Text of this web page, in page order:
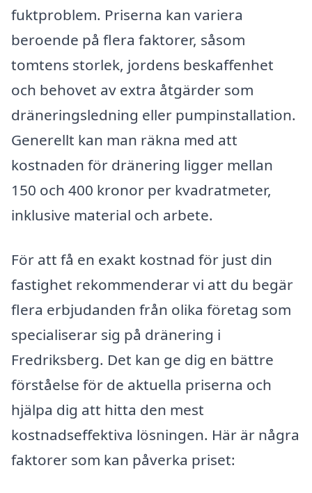
fuktproblem. Priserna kan variera
beroende på flera faktorer, såsom
tomtens storlek, jordens beskaffenhet
och behovet av extra åtgärder som
dräneringsledning eller pumpinstallation.
Generellt kan man räkna med att
kostnaden för dränering ligger mellan
150 och 400 kronor per kvadratmeter,
inklusive material och arbete.
För att få en exakt kostnad för just din
fastighet rekommenderar vi att du begär
flera erbjudanden från olika företag som
specialiserar sig på dränering i
Fredriksberg. Det kan ge dig en bättre
förståelse för de aktuella priserna och
hjälpa dig att hitta den mest
kostnadseffektiva lösningen. Här är några
faktorer som kan påverka priset: